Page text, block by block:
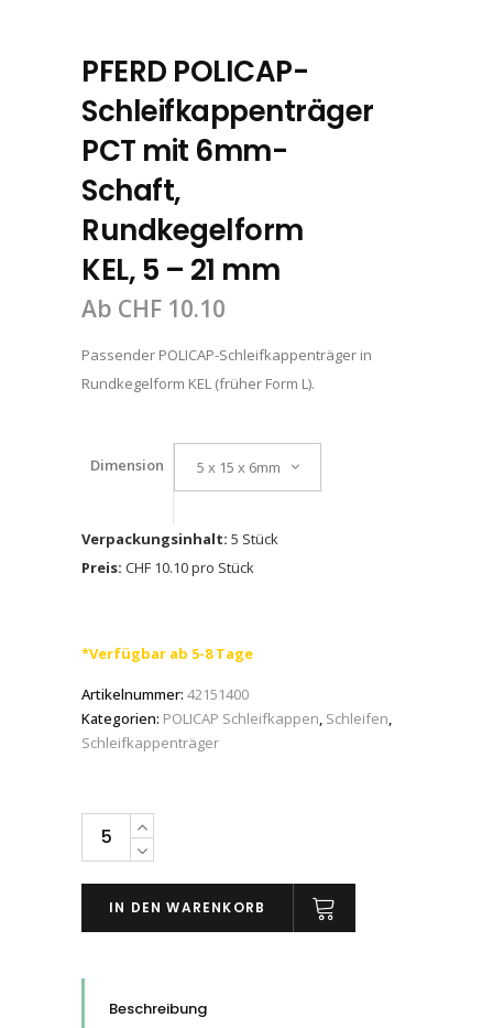
PFERD POLICAP-
Schleifkappenträger
PCT mit 6mm-
Schaft,
Rundkegelform
KEL, 5 – 21 mm
Ab CHF 10.10
Passender POLICAP-Schleifkappenträger in
Rundkegelform KEL (früher Form L).
Dimension 5 x 15 x 6mm
Verpackungsinhalt: 5 Stück
Preis: CHF 10.10 pro Stück
*Verfügbar ab 5-8 Tage
Artikelnummer: 42151400
Kategorien: POLICAP Schleifkappen, Schleifen,
Schleifkappenträger
PFERD
POLICAP-
Schleifkappenträger
IN DEN WARENKORB
Beschreibung